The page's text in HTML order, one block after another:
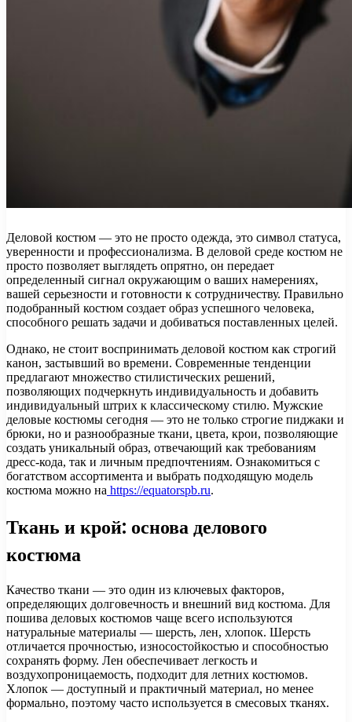
Деловой костюм — это не просто одежда, это символ статуса,
уверенности и профессионализма. В деловой среде костюм не
просто позволяет выглядеть опрятно, он передает
определенный сигнал окружающим о ваших намерениях,
вашей серьезности и готовности к сотрудничеству. Правильно
подобранный костюм создает образ успешного человека,
способного решать задачи и добиваться поставленных целей.
Однако, не стоит воспринимать деловой костюм как строгий
канон, застывший во времени. Современные тенденции
предлагают множество стилистических решений,
позволяющих подчеркнуть индивидуальность и добавить
индивидуальный штрих к классическому стилю. Мужские
деловые костюмы сегодня — это не только строгие пиджаки и
брюки, но и разнообразные ткани, цвета, крои, позволяющие
создать уникальный образ, отвечающий как требованиям
дресс-кода, так и личным предпочтениям. Ознакомиться с
богатством ассортимента и выбрать подходящую модель
костюма можно на https://equatorspb.ru.
Ткань и крой: основа делового
костюма
Качество ткани — это один из ключевых факторов,
определяющих долговечность и внешний вид костюма. Для
пошива деловых костюмов чаще всего используются
натуральные материалы — шерсть, лен, хлопок. Шерсть
отличается прочностью, износостойкостью и способностью
сохранять форму. Лен обеспечивает легкость и
воздухопроницаемость, подходит для летних костюмов.
Хлопок — доступный и практичный материал, но менее
формально, поэтому часто используется в смесовых тканях.